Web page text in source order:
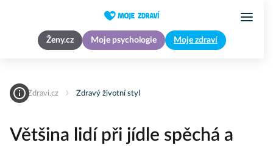
Ženy.cz Moje psychologie Moje zdraví
MojeZdravi.cz Zdravý životní styl
Většina lidí při jídle spěchá a